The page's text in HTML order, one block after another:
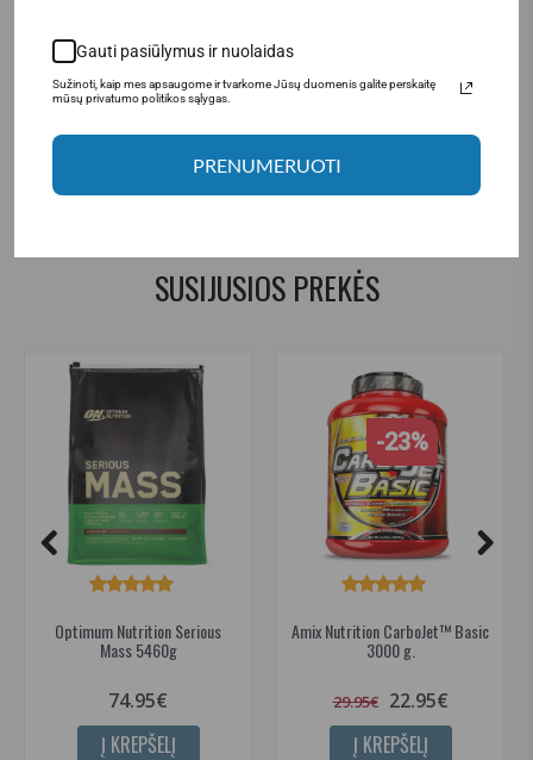
Platintojas: UAB „Aivaro Sportas“ Taikos pr. 58, Klaipėda, Tel. Nr.
+37064674351. Daugiau informacijos www.fitsport.lt
SUSIJUSIOS PREKĖS
Optimum Nutrition Serious
Mass 5460g
74.95€
Į KREPŠELĮ
-23%
Amix Nutrition CarboJet™ Basic
3000 g.
29.95€ 22.95€
Į KREPŠELĮ
Gauti pasiūlymus ir nuolaidas
Sužinoti, kaip mes apsaugome ir tvarkome Jūsų duomenis galite perskaitę
mūsų privatumo politikos sąlygas.
PRENUMERUOTI